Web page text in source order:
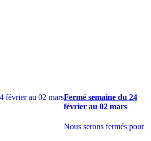
Fermé semaine du 24
février au 02 mars
Nous serons fermés pour